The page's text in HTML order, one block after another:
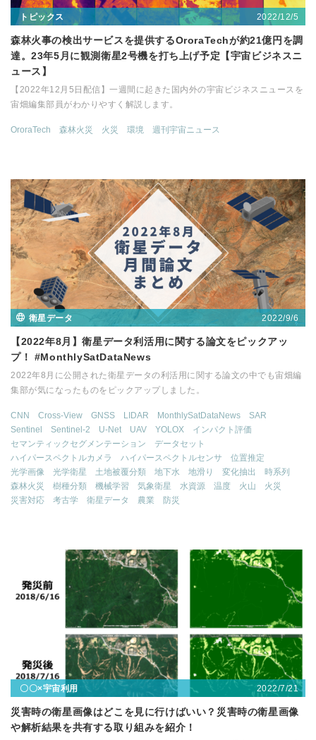
トピックス 2022/12/5
森林火事の検出サービスを提供するOroraTechが約21億円を調
達。23年5月に観測衛星2号機を打ち上げ予定【宇宙ビジネスニ
ュース】
【2022年12月5日配信】一週間に起きた国内外の宇宙ビジネスニュースを
宙畑編集部員がわかりやすく解説します。
OroraTech 森林火災 火災 環境 週刊宇宙ニュース
衛星データ 2022/9/6
【2022年8月】衛星データ利活用に関する論文をピックアッ
プ！ #MonthlySatDataNews
2022年8月に公開された衛星データの利活用に関する論文の中でも宙畑編
集部が気になったものをピックアップしました。
CNN Cross-View GNSS LIDAR MonthlySatDataNews
SAR
Sentinel
Sentinel-2 U-Net UAV YOLOX
インパクト評価
セマンティックセグメンテーション
データセット
ハイパースペクトルカメラ
ハイパースペクトルセンサ
位置推定
光学画像
光学衛星 土地被覆分類 地下水 地滑り 変化抽出
時系列
森林火災
樹種分類 機械学習 気象衛星 水資源 温度 火山
火災
災害対応
考古学 衛星データ 農業 防災
〇〇×宇宙利用 2022/7/21
災害時の衛星画像はどこを見に行けばいい？災害時の衛星画像
や解析結果を共有する取り組みを紹介！